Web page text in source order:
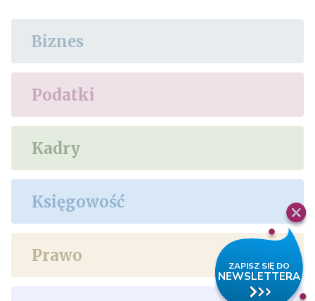
Biznes
Podatki
Kadry
Księgowość
Prawo